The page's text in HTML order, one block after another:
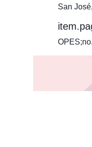
San